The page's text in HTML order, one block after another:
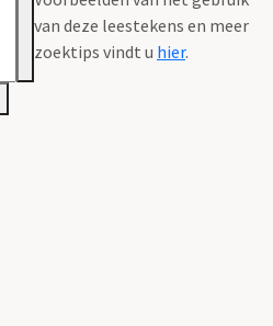
van deze leestekens en meer
zoektips vindt u hier.